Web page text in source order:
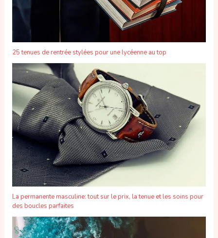
25 tenues de rentrée stylées pour une lycéenne au top
La permanente masculine: tout sur le prix, la tenue et les soins pour
des boucles parfaites